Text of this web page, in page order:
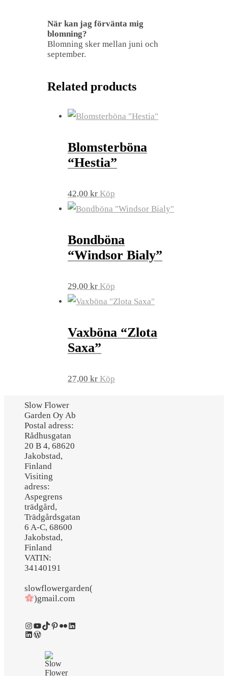
När kan jag förvänta mig
blomning?
Blomning sker mellan juni och
september.
Related products
Blomsterböna
“Hestia”
42,00 kr Köp
Bondböna
“Windsor Bialy”
29,00 kr Köp
Vaxböna “Zlota
Saxa”
27,00 kr Köp
Slow Flower
Garden Oy Ab
Postal adress:
Rådhusgatan
20 B 4, 68620
Jakobstad,
Finland
Visiting
adress:
Aspegrens
trädgård,
Trädgårdsgatan
6 A-C, 68600
Jakobstad,
Finland
VATIN:
34140191
slowflowergarden(
)gmail.com
Instagram
YouTube
TikTok
Pinterest
FlickrLinkedIn
LinkedIn
WordPress